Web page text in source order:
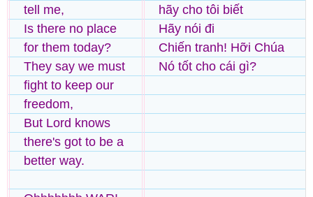
tell me,
Is there no place
for them today?
They say we must
fight to keep our
freedom,
But Lord knows
there's got to be a
better way.
hãy cho tôi biết
Hãy nói đi
Chiến tranh! Hỡi Chúa
Nó tốt cho cái gì?